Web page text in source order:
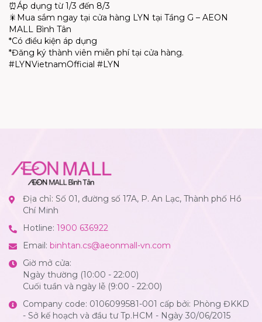
⏰Áp dụng từ 1/3 đến 8/3
🎇 Mua sắm ngay tại cửa hàng LYN tại Tầng G – AEON
MALL Bình Tân
*Có điều kiện áp dụng
*Đăng ky thành viên miễn phí tại cửa hàng.
#LYNVietnamOfficial #LYN
Địa chỉ: Số 01, đường số 17A, P. An Lạc, Thành phố Hồ
Chí Minh
Hotline: 1900 636922
Email: binhtan.cs@aeonmall-vn.com
Giờ mở cửa:
Ngày thường (10:00 - 22:00)
Cuối tuần và ngày lễ (9:00 - 22:00)
Company code: 0106099581-001 cấp bởi: Phòng ĐKKD
- Sở kế hoạch và đầu tư Tp.HCM - Ngày 30/06/2015